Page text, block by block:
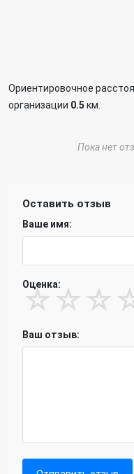
Ориентировочное
организации 0.5 км.
Пока нет
Оставить отзыв
Ваше имя:
Оценка:
☆ ☆ ☆
Ваш отзыв: